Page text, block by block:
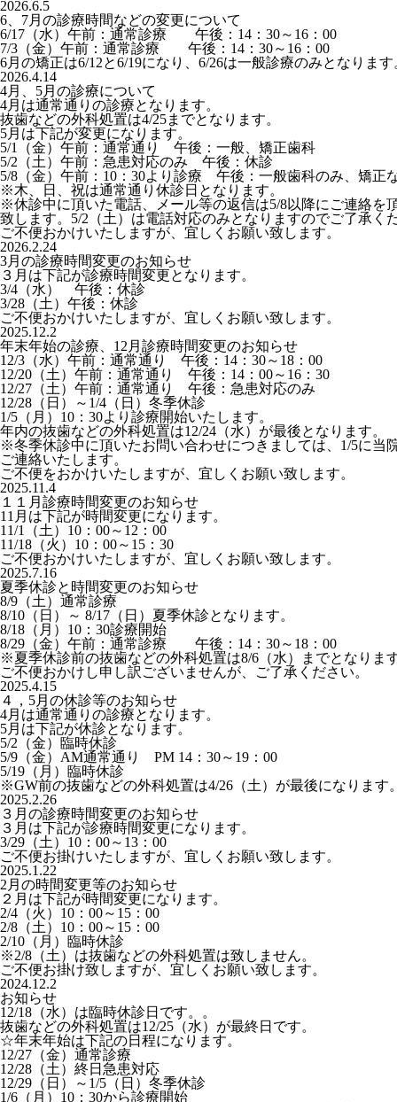
2026.6.5
6、7月の診療時間などの変更について
6/17（水）午前：通常診療 午後：14：30～16：00
7/3（金）午前：通常診療 午後：14：30～16：00
6月の矯正は6/12と6/19になり、6/26は一般診療のみとなります
2026.4.14
4月、5月の診療について
4月は通常通りの診療となります。
抜歯などの外科処置は4/25までとなります。
5月は下記が変更になります。
5/1（金）午前：通常通り 午後：一般、矯正歯科
5/2（土）午前：急患対応のみ 午後：休診
5/8（金）午前：10：30より診療 午後：一般歯科のみ、矯正
※木、日、祝は通常通り休診日となります。
※休診中に頂いた電話、メール等の返信は5/8以降にご連絡を
致します。5/2（土）は電話対応のみとなりますのでご了承く
ご不便おかけいたしますが、宜しくお願い致します。
2026.2.24
3月の診療時間変更のお知らせ
３月は下記が診療時間変更となります。
3/4（水） 午後：休診
3/28（土）午後：休診
ご不便おかけいたしますが、宜しくお願い致します。
2025.12.2
年末年始の診療、12月診療時間変更のお知らせ
12/3（水）午前：通常通り 午後：14：30～18：00
12/20（土）午前：通常通り 午後：14：00～16：30
12/27（土）午前：通常通り 午後：急患対応のみ
12/28（日）～1/4（日）冬季休診
1/5（月）10：30より診療開始いたします。
年内の抜歯などの外科処置は12/24（水）が最後となります。
※冬季休診中に頂いたお問い合わせにつきましては、1/5に当
ご連絡いたします。
ご不便をおかけいたしますが、宜しくお願い致します。
2025.11.4
１１月診療時間変更のお知らせ
11月は下記が時間変更になります。
11/1（土）10：00～12：00
11/18（火）10：00～15：30
ご不便おかけいたしますが、宜しくお願い致します。
2025.7.16
夏季休診と時間変更のお知らせ
8/9（土）通常診療
8/10（日）～ 8/17（日）夏季休診となります。
8/18（月）10：30診療開始
8/29（金）午前：通常診療 午後：14：30～18：00
※夏季休診前の抜歯などの外科処置は8/6（水）までとなりま
ご不便おかけし申し訳ございませんが、ご了承ください。
2025.4.15
４，5月の休診等のお知らせ
4月は通常通りの診療となります。
5月は下記が休診となります。
5/2（金）臨時休診
5/9（金）AM通常通り PM 14：30～19：00
5/19（月）臨時休診
※GW前の抜歯などの外科処置は4/26（土）が最後になります
2025.2.26
３月の診療時間変更のお知らせ
３月は下記が診療時間変更になります。
3/29（土）10：00～13：00
ご不便お掛けいたしますが、宜しくお願い致します。
2025.1.22
2月の時間変更等のお知らせ
２月は下記が時間変更になります。
2/4（火）10：00～15：00
2/8（土）10：00～15：00
2/10（月）臨時休診
※2/8（土）は抜歯などの外科処置は致しません。
ご不便お掛け致しますが、宜しくお願い致します。
2024.12.2
お知らせ
12/18（水）は臨時休診日です。。
抜歯などの外科処置は12/25（水）が最終日です。
☆年末年始は下記の日程になります。
12/27（金）通常診療
12/28（土）終日急患対応
12/29（日）～1/5（日）冬季休診
1/6（月）10：30から診療開始